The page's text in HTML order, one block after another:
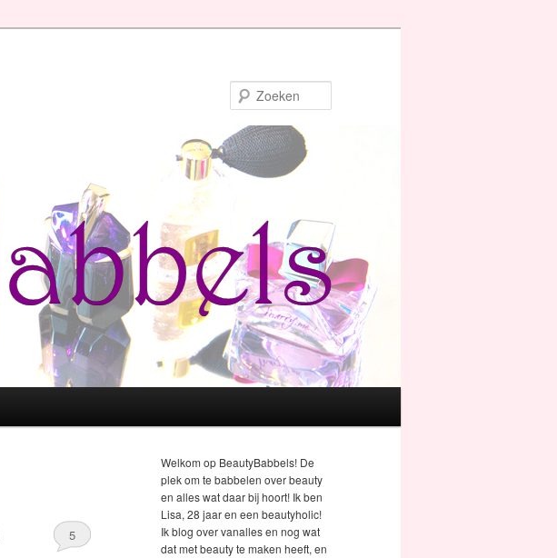
5
Welkom op BeautyBabbels! De
plek om te babbelen over beauty
en alles wat daar bij hoort! Ik ben
Lisa, 28 jaar en een beautyholic!
Ik blog over vanalles en nog wat
dat met beauty te maken heeft, en